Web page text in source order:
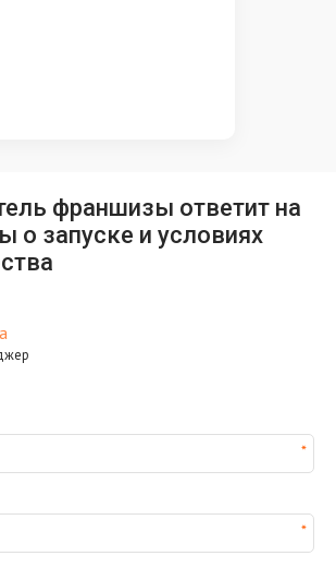
франшизы ответит на
о запуске и условиях